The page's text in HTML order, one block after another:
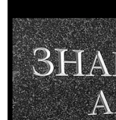
Фотокерамика
5 моделей
Надгробные плиты
30 моделей
Благоустройство
42 модели